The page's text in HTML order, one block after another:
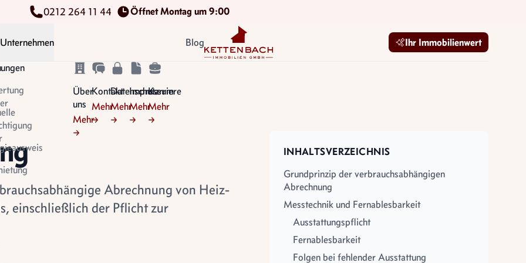
0212 264 11 44
Öffnet Montag um 9:00
Unternehmen
Über
uns
Mehr
→
Kontakt
Mehr
→
Datenschutz
Mehr
→
Impressum
Mehr
→
Karriere
Mehr
→
Blog Kettenbach Immobilien GmbH Ihr Immobilienwert
Abrechnung von Heiz-
einschließlich der Pflicht zur
INHALTSVERZEICHNIS
Grundprinzip der verbrauchsabhängigen
Abrechnung
Messtechnik und Fernablesbarkeit
Ausstattungspflicht
Fernablesbarkeit
Folgen bei fehlender Ausstattung